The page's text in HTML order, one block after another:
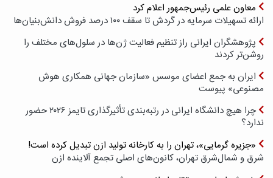
معاون علمی رئیس‌جمهور اعلام کرد
ارائه تسهیلات سرمایه در گردش تا سقف ۱۰۰ درصد فروش دانش‌بنیان‌ها
پژوهشگران ایرانی راز تنظیم فعالیت ژن‌ها در سلول‌های مختلف را
روشن‌تر کردند
ایران به جمع اعضای موسس «سازمان جهانی همکاری هوش
مصنوعی» پیوست
چرا هیچ دانشگاه ایرانی در رتبه‌بندی تأثیرگذاری تایمز ۲۰۲۶ حضور
ندارد؟
«جزیره گرمایی»، تهران را به کارخانه تولید ازن تبدیل کرده است!
شرق و شمال‌شرق تهران، کانون‌های اصلی تجمع آلاینده ازن